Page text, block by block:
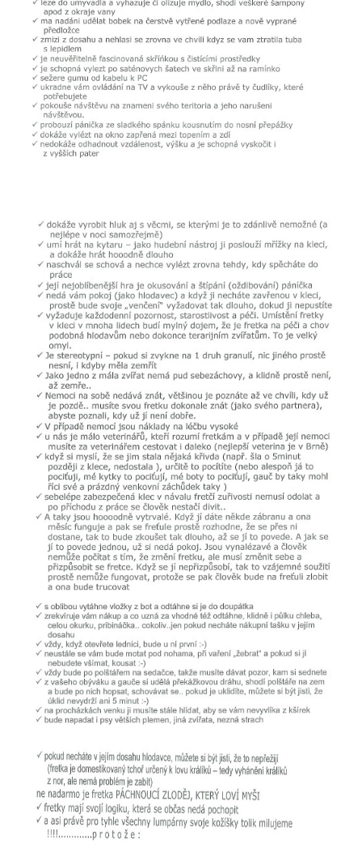
PODPORA
E - S H O P
HISTORIE 2022
VÝROČNÍ ZPRÁVY
KONTAKT
JAK NÁM POMOCI
NAPSALI O NÁS
NATÁČENÍ V TELEVIZI
AKCE
SLUŽBY
HISTORIE - 2010 - 2020
JAK NÁM POMOCI - POMÁHAJÍ NÁM :-)
Fretky Boleslav, z.s.
Trnová 15
294 25 Katusice
602 692 130
info@fretkyboleslav.cz